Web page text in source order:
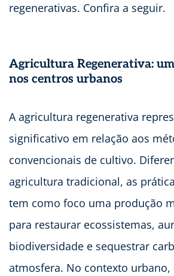
regenerativas. Confira a seguir.
Agricultura Regenerativa:
nos centros urbanos
A agricultura regenerativa
significativo em relação aos
convencionais de cultivo.
agricultura tradicional, as
tem como foco uma produção
para restaurar ecossistemas,
biodiversidade e sequestrar
atmosfera. No contexto urbano,